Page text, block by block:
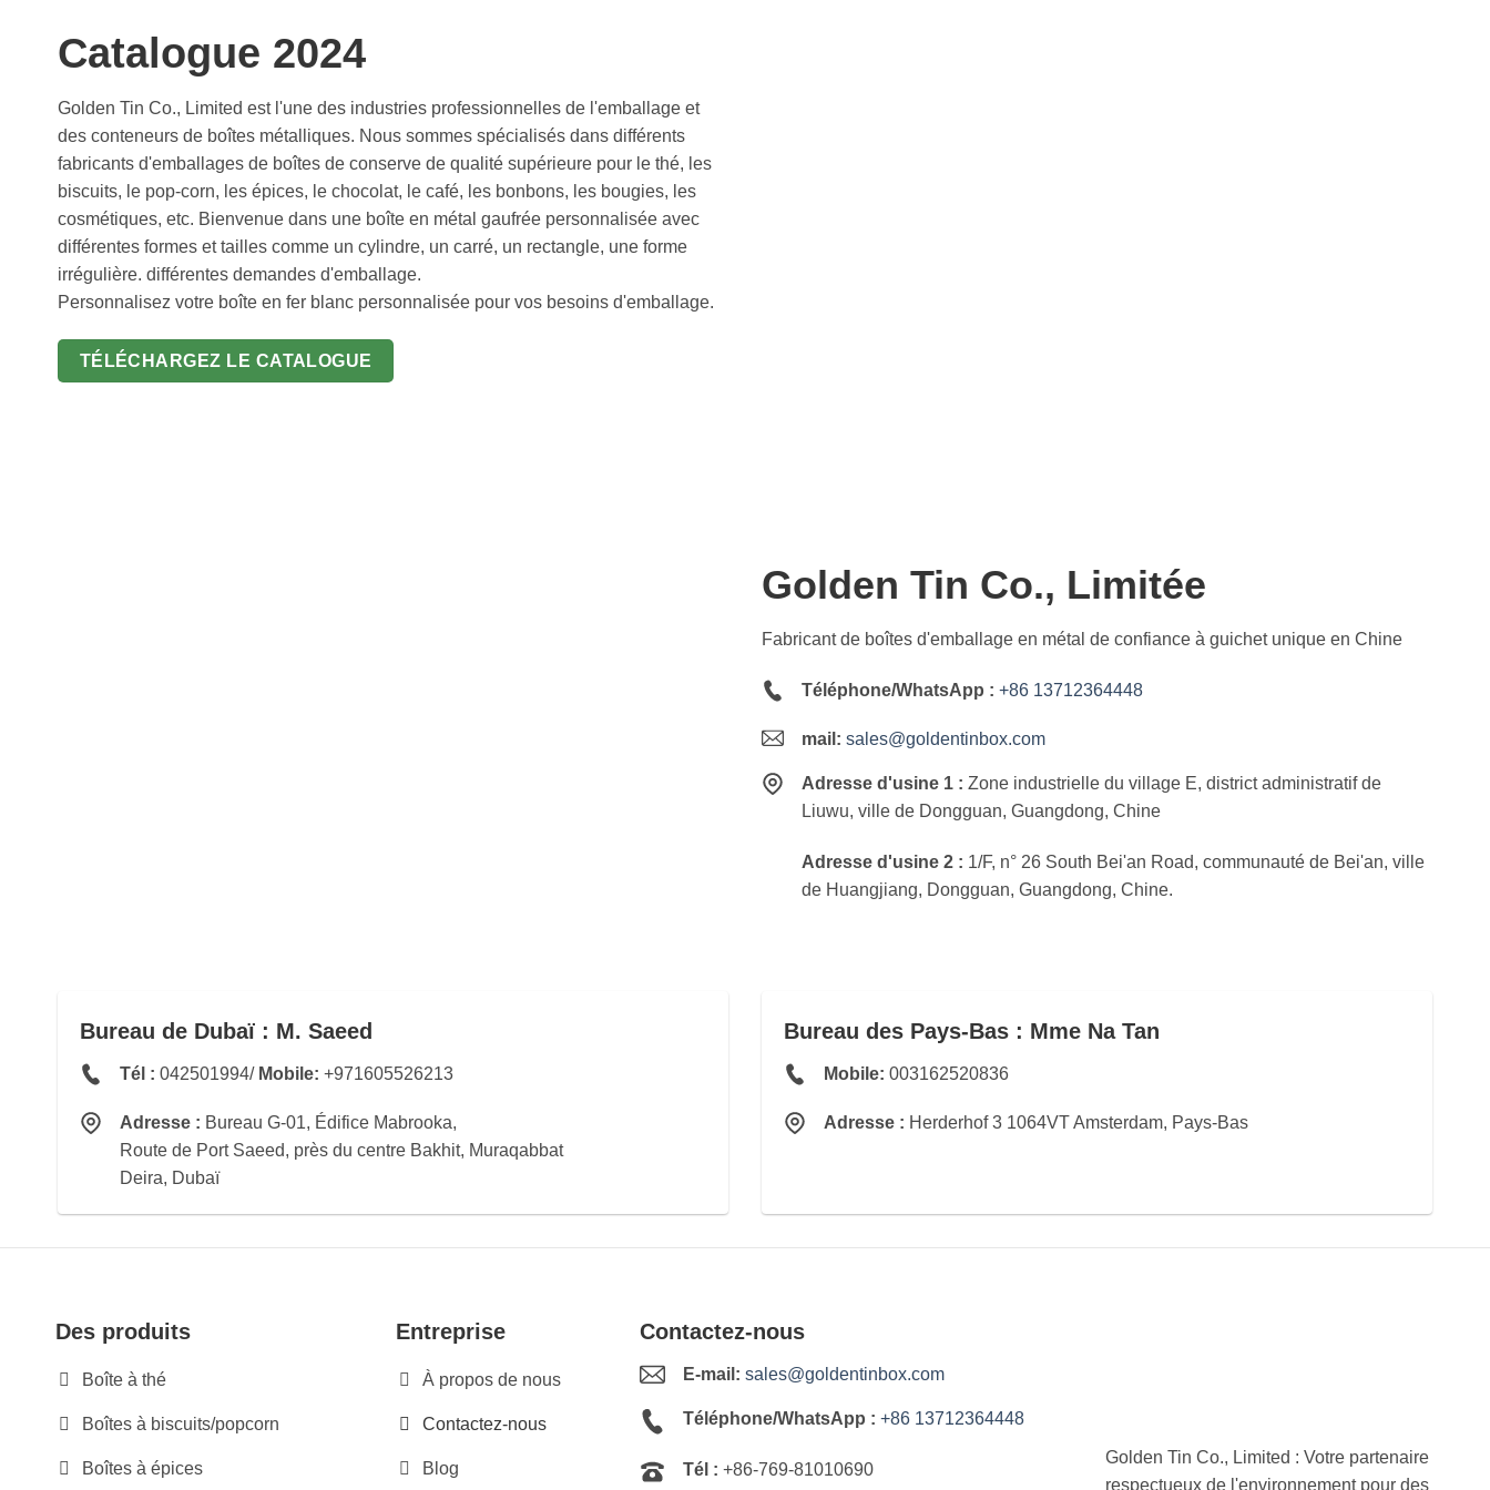
Catalogue 2024
Golden Tin Co., Limited est l'une des industries professionnelles de l'emballage et
des conteneurs de boîtes métalliques. Nous sommes spécialisés dans différents
fabricants d'emballages de boîtes de conserve de qualité supérieure pour le thé, les
biscuits, le pop-corn, les épices, le chocolat, le café, les bonbons, les bougies, les
cosmétiques, etc. Bienvenue dans une boîte en métal gaufrée personnalisée avec
différentes formes et tailles comme un cylindre, un carré, un rectangle, une forme
irrégulière. différentes demandes d'emballage.
Personnalisez votre boîte en fer blanc personnalisée pour vos besoins d'emballage.
TÉLÉCHARGEZ LE CATALOGUE
Golden Tin Co., Limitée
Fabricant de boîtes d'emballage en métal de confiance à guichet unique en Chine
Téléphone/WhatsApp : +86 13712364448
mail: sales@goldentinbox.com
Adresse d'usine 1 : Zone industrielle du village E, district administratif de
Liuwu, ville de Dongguan, Guangdong, Chine
Adresse d'usine 2 : 1/F, n° 26 South Bei'an Road, communauté de Bei'an, ville
de Huangjiang, Dongguan, Guangdong, Chine.
Bureau de Dubaï : M. Saeed
Tél : 042501994/ Mobile: +971605526213
Adresse : Bureau G-01, Édifice Mabrooka,
Route de Port Saeed, près du centre Bakhit, Muraqabbat
Deira, Dubaï
Bureau des Pays-Bas : Mme Na Tan
Mobile: 003162520836
Adresse : Herderhof 3 1064VT Amsterdam, Pays-Bas
Des produits
Boîte à thé
Boîtes à biscuits/popcorn
Boîtes à épices
Entreprise
À propos de nous
Contactez-nous
Blog
Contactez-nous
E-mail: sales@goldentinbox.com
Téléphone/WhatsApp : +86 13712364448
Tél : +86-769-81010690
Golden Tin Co., Limited : Votre partenaire
respectueux de l'environnement pour des